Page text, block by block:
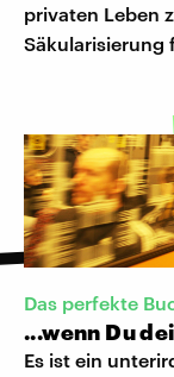
privaten Leben
Säkularisierung
Das perfekte
...wenn Du
Es ist ein